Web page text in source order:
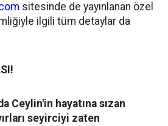
sitesinde de yayınlanan özel
ilgili tüm detaylar da
Ceylin'in hayatına sızan
seyirciyi zaten